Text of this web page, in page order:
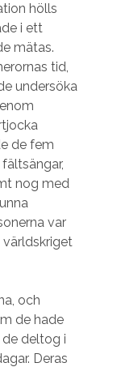
hölls
i ett
mätas.
tid,
undersöka
de fem
nog med
var
och
de hade
deltog i
Deras